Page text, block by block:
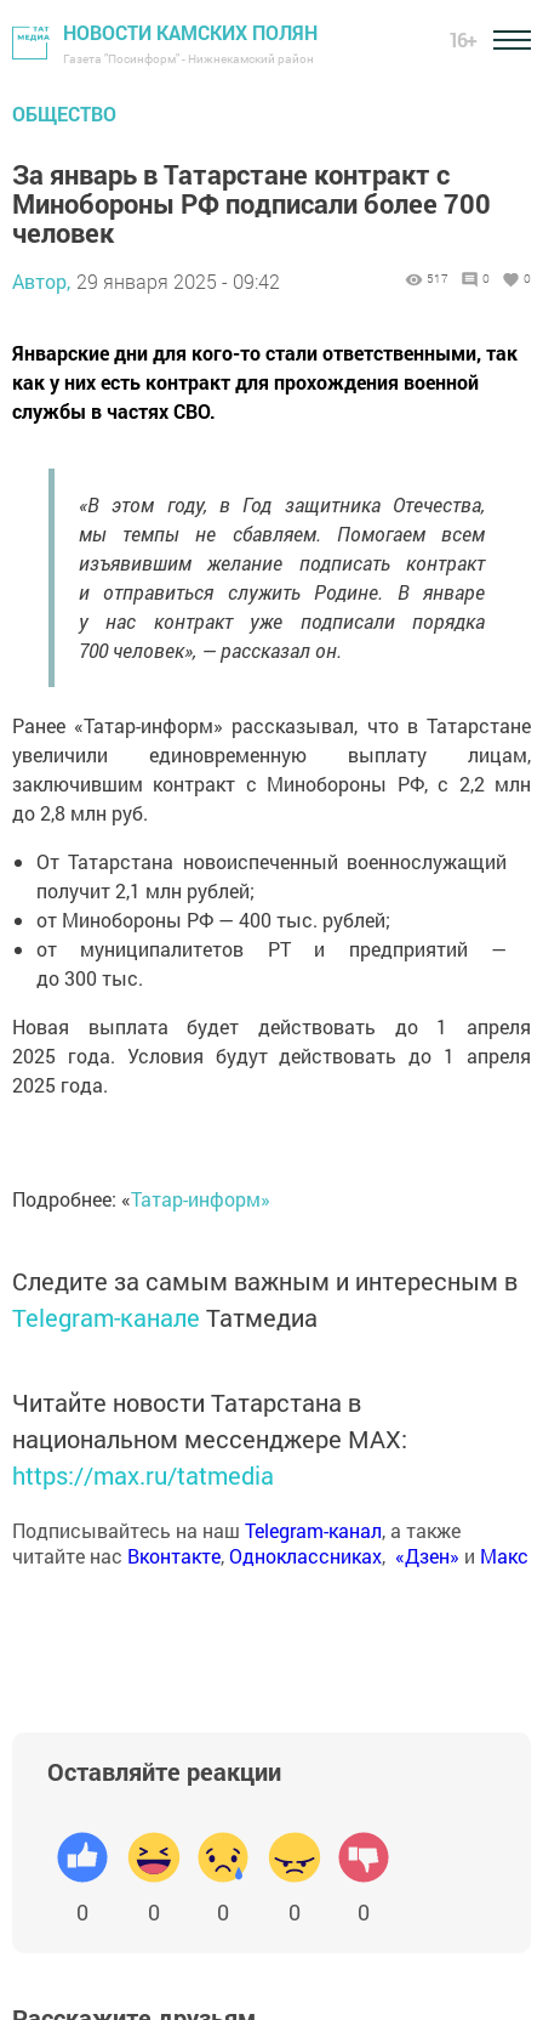
НОВОСТИ КАМСКИХ ПОЛЯН
Газета "Посинформ" - Нижнекамский район
16+
ОБЩЕСТВО
За январь в Татарстане контракт с
Минобороны РФ подписали более 700
человек
Автор, 29 января 2025 - 09:42 517 0 0
Январские дни для кого-то стали ответственными, так
как у них есть контракт для прохождения военной
службы в частях СВО.
«В этом году, в Год защитника Отечества,
мы темпы не сбавляем. Помогаем всем
изъявившим желание подписать контракт
и отправиться служить Родине. В январе
у нас контракт уже подписали порядка
700 человек», — рассказал он.
Ранее «Татар-информ» рассказывал, что в Татарстане
увеличили единовременную выплату лицам,
заключившим контракт с Минобороны РФ, с 2,2 млн
до 2,8 млн руб.
От Татарстана новоиспеченный военнослужащий
получит 2,1 млн рублей;
от Минобороны РФ — 400 тыс. рублей;
от муниципалитетов РТ и предприятий —
до 300 тыс.
Новая выплата будет действовать до 1 апреля
2025 года. Условия будут действовать до 1 апреля
2025 года.
Подробнее: «Татар-информ»
Следите за самым важным и интересным в
Telegram-канале Татмедиа
Читайте новости Татарстана в
национальном мессенджере MАХ:
https://max.ru/tatmedia
Подписывайтесь на наш Telegram-канал, а также
читайте нас Вконтакте,Одноклассниках, «Дзен» и Макс
Оставляйте реакции
0 0 0 0 0